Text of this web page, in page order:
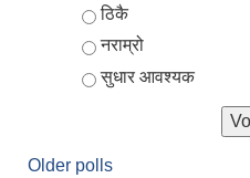
ठिकै
नराम्रो
सुधार आवश्यक
Older polls